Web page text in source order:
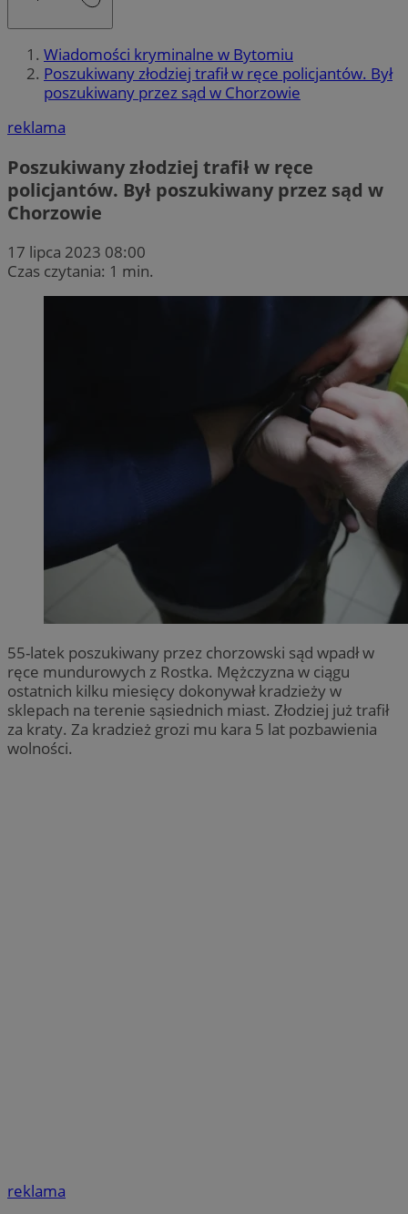
Wiadomości kryminalne w Bytomiu
Poszukiwany złodziej trafił w ręce policjantów. Był
poszukiwany przez sąd w Chorzowie
reklama
Poszukiwany złodziej trafił w ręce
policjantów. Był poszukiwany przez sąd w
Chorzowie
17 lipca 2023 08:00
Czas czytania: 1 min.
55-latek poszukiwany przez chorzowski sąd wpadł w
ręce mundurowych z Rostka. Mężczyzna w ciągu
ostatnich kilku miesięcy dokonywał kradzieży w
sklepach na terenie sąsiednich miast. Złodziej już trafił
za kraty. Za kradzież grozi mu kara 5 lat pozbawienia
wolności.
reklama